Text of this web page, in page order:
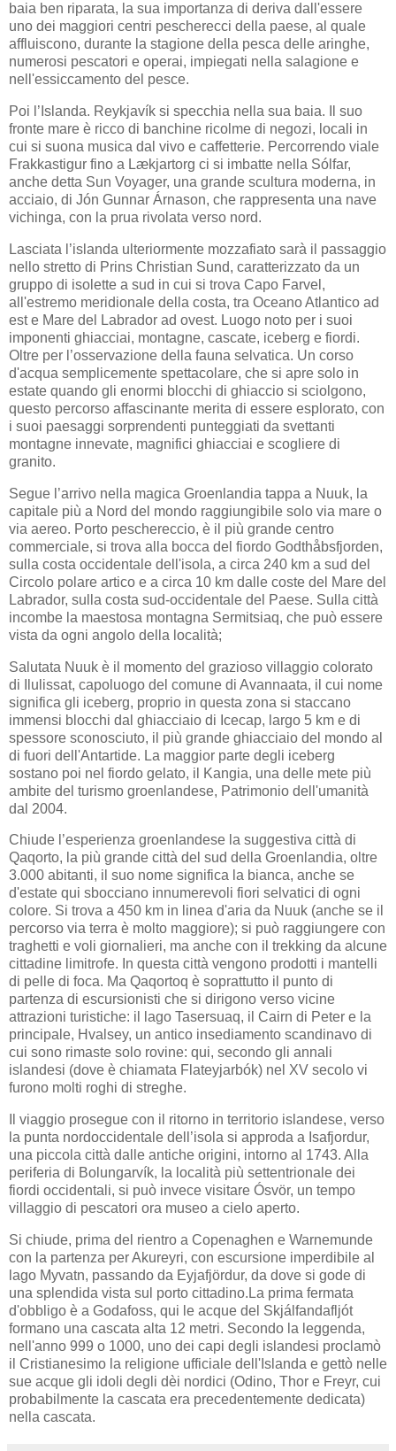
baia ben riparata, la sua importanza di deriva dall'essere
uno dei maggiori centri pescherecci della paese, al quale
affluiscono, durante la stagione della pesca delle aringhe,
numerosi pescatori e operai, impiegati nella salagione e
nell'essiccamento del pesce.
Poi l’Islanda. Reykjavík si specchia nella sua baia. Il suo
fronte mare è ricco di banchine ricolme di negozi, locali in
cui si suona musica dal vivo e caffetterie. Percorrendo viale
Frakkastigur fino a Lækjartorg ci si imbatte nella Sólfar,
anche detta Sun Voyager, una grande scultura moderna, in
acciaio, di Jón Gunnar Árnason, che rappresenta una nave
vichinga, con la prua rivolata verso nord.
Lasciata l’islanda ulteriormente mozzafiato sarà il passaggio
nello stretto di Prins Christian Sund, caratterizzato da un
gruppo di isolette a sud in cui si trova Capo Farvel,
all'estremo meridionale della costa, tra Oceano Atlantico ad
est e Mare del Labrador ad ovest. Luogo noto per i suoi
imponenti ghiacciai, montagne, cascate, iceberg e fiordi.
Oltre per l’osservazione della fauna selvatica. Un corso
d'acqua semplicemente spettacolare, che si apre solo in
estate quando gli enormi blocchi di ghiaccio si sciolgono,
questo percorso affascinante merita di essere esplorato, con
i suoi paesaggi sorprendenti punteggiati da svettanti
montagne innevate, magnifici ghiacciai e scogliere di
granito.
Segue l’arrivo nella magica Groenlandia tappa a Nuuk, la
capitale più a Nord del mondo raggiungibile solo via mare o
via aereo. Porto peschereccio, è il più grande centro
commerciale, si trova alla bocca del fiordo Godthåbsfjorden,
sulla costa occidentale dell'isola, a circa 240 km a sud del
Circolo polare artico e a circa 10 km dalle coste del Mare del
Labrador, sulla costa sud-occidentale del Paese. Sulla città
incombe la maestosa montagna Sermitsiaq, che può essere
vista da ogni angolo della località;
Salutata Nuuk è il momento del grazioso villaggio colorato
di Ilulissat, capoluogo del comune di Avannaata, il cui nome
significa gli iceberg, proprio in questa zona si staccano
immensi blocchi dal ghiacciaio di Icecap, largo 5 km e di
spessore sconosciuto, il più grande ghiacciaio del mondo al
di fuori dell'Antartide. La maggior parte degli iceberg
sostano poi nel fiordo gelato, il Kangia, una delle mete più
ambite del turismo groenlandese, Patrimonio dell'umanità
dal 2004.
Chiude l’esperienza groenlandese la suggestiva città di
Qaqorto, la più grande città del sud della Groenlandia, oltre
3.000 abitanti, il suo nome significa la bianca, anche se
d'estate qui sbocciano innumerevoli fiori selvatici di ogni
colore. Si trova a 450 km in linea d'aria da Nuuk (anche se il
percorso via terra è molto maggiore); si può raggiungere con
traghetti e voli giornalieri, ma anche con il trekking da alcune
cittadine limitrofe. In questa città vengono prodotti i mantelli
di pelle di foca. Ma Qaqortoq è soprattutto il punto di
partenza di escursionisti che si dirigono verso vicine
attrazioni turistiche: il lago Tasersuaq, il Cairn di Peter e la
principale, Hvalsey, un antico insediamento scandinavo di
cui sono rimaste solo rovine: qui, secondo gli annali
islandesi (dove è chiamata Flateyjarbók) nel XV secolo vi
furono molti roghi di streghe.
Il viaggio prosegue con il ritorno in territorio islandese, verso
la punta nordoccidentale dell’isola si approda a Isafjordur,
una piccola città dalle antiche origini, intorno al 1743. Alla
periferia di Bolungarvík, la località più settentrionale dei
fiordi occidentali, si può invece visitare Ósvör, un tempo
villaggio di pescatori ora museo a cielo aperto.
Si chiude, prima del rientro a Copenaghen e Warnemunde
con la partenza per Akureyri, con escursione imperdibile al
lago Myvatn, passando da Eyjafjördur, da dove si gode di
una splendida vista sul porto cittadino.La prima fermata
d'obbligo è a Godafoss, qui le acque del Skjálfandafljót
formano una cascata alta 12 metri. Secondo la leggenda,
nell'anno 999 o 1000, uno dei capi degli islandesi proclamò
il Cristianesimo la religione ufficiale dell'Islanda e gettò nelle
sue acque gli idoli degli dèi nordici (Odino, Thor e Freyr, cui
probabilmente la cascata era precedentemente dedicata)
nella cascata.